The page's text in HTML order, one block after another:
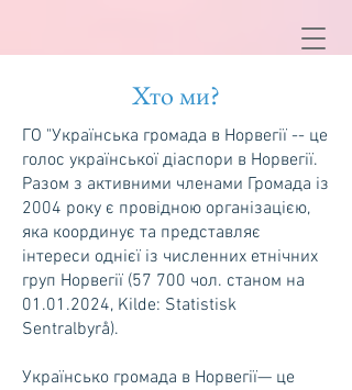
Хто ми?
ГО "Українська громада в Норвегії -- це
голос української діаспори в Норвегії.
Разом з активними членами Громада із
2004 року є провідною організацією,
яка координує та представляє
інтереси однієї із численних етнічних
груп Норвегії (57 700 чол. станом на
01.01.2024, Kilde: Statistisk
Sentralbyrå).
Українсько громада в Норвегії— це